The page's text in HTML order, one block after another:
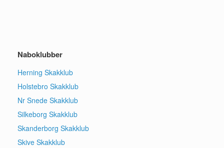
Naboklubber
Herning Skakklub
Holstebro Skakklub
Nr Snede Skakklub
Silkeborg Skakklub
Skanderborg Skakklub
Skive Skakklub